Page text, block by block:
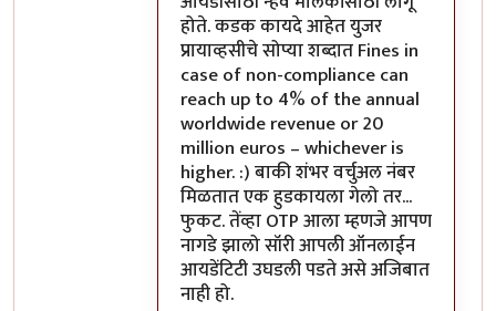
होते. कडक कायदे आहेत युजर
प्रायाव्हसीचे सोप्या शब्दात Fines in
case of non-compliance can
reach up to 4% of the annual
worldwide revenue or 20
million euros – whichever is
higher. :) बाकी शंभर वर्चुअल नंबर
मिळतात एक हुडकायला गेलो तर...
फुकट. तेंव्हा OTP आला म्हणजे आपण
नागडे झालो सॉरी आपली ऑनलाईन
आयडेंटिटी उघडली पडते असे अजिबात
नाही हो.